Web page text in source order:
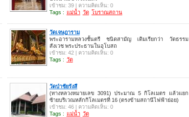
เข้าชม: 39 | ความคิดเห็น: 0
Tags : แม่น้ำ วัด โบราณสถาน
วัดเจษฎาราม
พระอารามหลวงชั้นตรี ชนิดสามัญ เดิมเรียกว่า วัดธรรม
สังเวช พระประธานในอุโบสถ
เข้าชม: 42 | ความคิดเห็น: 0
Tags : วัด
วัดป่าชัยรังสี
(ทางหลวงหมายเลข 3091) ประมาณ 5 กิโลเมตร แล้วแยก
ซ้ายบริเวณหลักกิโลเมตรที่ 16 (ตรงข้ามสถานีไฟฟ้าย่อย)
เข้าชม: 46 | ความคิดเห็น: 0
Tags : แม่น้ำ วัด